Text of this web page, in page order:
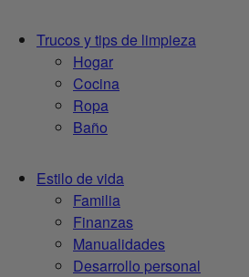
Trucos y tips de limpieza
Hogar
Cocina
Ropa
Baño
Estilo de vida
Familia
Finanzas
Manualidades
Desarrollo personal